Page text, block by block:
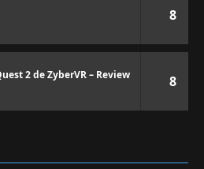
8
2 de ZyberVR – Review 8